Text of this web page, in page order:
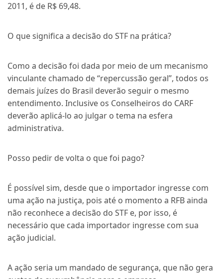
2011, é de R$ 69,48.
O que significa a decisão do STF na prática?
Como a decisão foi dada por meio de um mecanismo
vinculante chamado de “repercussão geral”, todos os
demais juízes do Brasil deverão seguir o mesmo
entendimento. Inclusive os Conselheiros do CARF
deverão aplicá-lo ao julgar o tema na esfera
administrativa.
Posso pedir de volta o que foi pago?
É possível sim, desde que o importador ingresse com
uma ação na justiça, pois até o momento a RFB ainda
não reconhece a decisão do STF e, por isso, é
necessário que cada importador ingresse com sua
ação judicial.
A ação seria um mandado de segurança, que não gera